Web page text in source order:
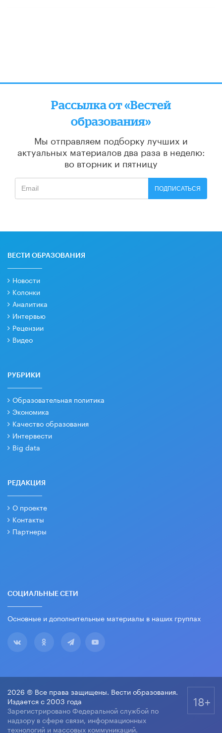
Рассылка от «Вестей
образования»
Мы отправляем подборку лучших и
актуальных материалов два раза в неделю:
во вторник и пятницу
ПОДПИСАТЬСЯ
ВЕСТИ ОБРАЗОВАНИЯ
Новости
Колонки
Аналитика
Интервью
Рецензии
Видео
РУБРИКИ
Образовательная политика
Экономика
Качество образования
Интервести
Big data
РЕДАКЦИЯ
О проекте
Контакты
Партнеры
СОЦИАЛЬНЫЕ СЕТИ
Основные и дополнительные материалы в наших группах
2026 © Все права защищены. Вести образования.
Издается с 2003 года
Зарегистрировано Федеральной службой по
надзору в сфере связи, информационных
технологий и массовых коммуникаций.
18+